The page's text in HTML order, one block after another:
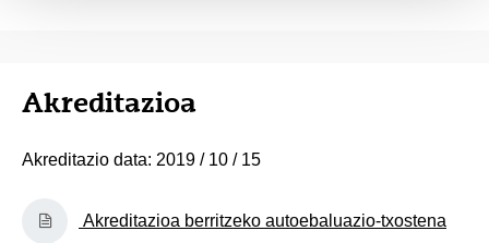
Akreditazioa
Akreditazio data: 2019 / 10 / 15
(Beste leiho bat zabalduko du)
Akreditazioa berritzeko autoebaluazio-txostena